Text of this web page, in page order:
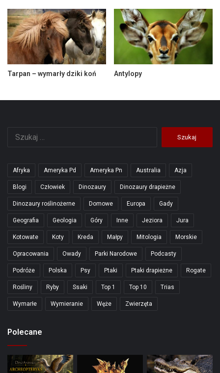
Tarpan – wymarły dziki koń Antylopy
Afryka Ameryka Pd Ameryka Pn Australia Azja
Blogi Człowiek Dinozaury Dinozaury drapieżne
Dinozaury roślinożerne Domowe Europa Gady
Geografia Geologia Góry Inne Jeziora Jura
Kotowate Koty Kreda Małpy Mitologia Morskie
Opracowania Owady Parki Narodowe Podcasty
Podróże Polska Psy Ptaki Ptaki drapieżne Rogate
Rośliny Ryby Ssaki Top 1 Top 10 Trias
Wymarłe Wymieranie Węże Zwierzęta
Polecane